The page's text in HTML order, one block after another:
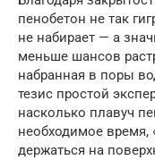
пенобетон не так
не набирает — а
меньше шансов
набранная в поры
тезис простой
насколько плавуч
необходимое время,
держаться на